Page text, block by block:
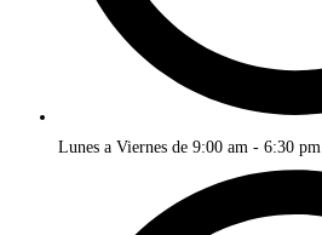
Lunes a Viernes de 9:00 am - 6:30 pm